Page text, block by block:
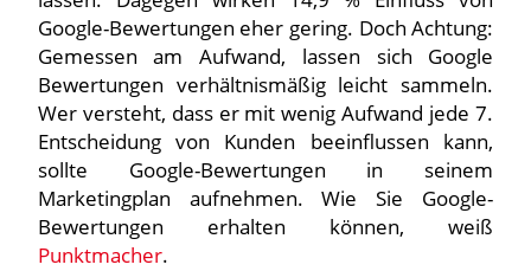
Google-Bewertungen eher gering. Doch Achtung:
Gemessen am Aufwand, lassen sich Google
Bewertungen verhältnismäßig leicht sammeln.
Wer versteht, dass er mit wenig Aufwand jede 7.
Entscheidung von Kunden beeinflussen kann,
sollte Google-Bewertungen in seinem
Marketingplan aufnehmen. Wie Sie Google-
Bewertungen erhalten können, weiß
Punktmacher.